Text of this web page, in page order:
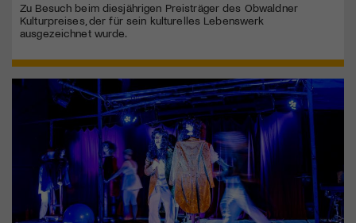
Zu Besuch beim diesjährigen Preisträger des Obwaldner
Kulturpreises, der für sein kulturelles Lebenswerk
ausgezeichnet wurde.